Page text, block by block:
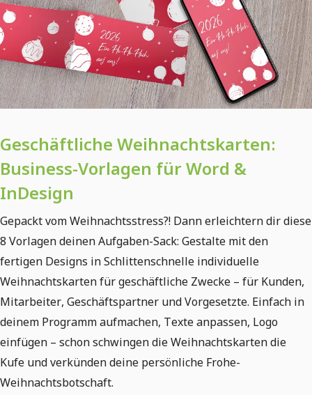
Geschäftliche Weihnachtskarten:
Business-Vorlagen für Word &
InDesign
Gepackt vom Weihnachtsstress?! Dann erleichtern dir diese
8 Vorlagen deinen Aufgaben-Sack: Gestalte mit den
fertigen Designs in Schlittenschnelle individuelle
Weihnachtskarten für geschäftliche Zwecke – für Kunden,
Mitarbeiter, Geschäftspartner und Vorgesetzte. Einfach in
deinem Programm aufmachen, Texte anpassen, Logo
einfügen – schon schwingen die Weihnachtskarten die
Kufe und verkünden deine persönliche Frohe-
Weihnachtsbotschaft.